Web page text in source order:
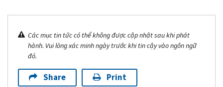
Các mục tin tức có thể không được cập nhật sau khi phát
hành. Vui lòng xác minh ngày trước khi tin cậy vào ngôn ngữ
đó.
Share Print